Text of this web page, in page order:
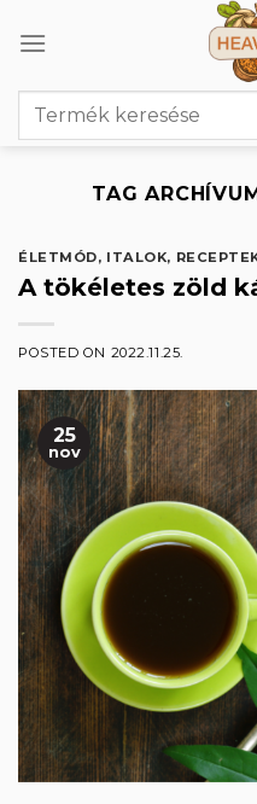
Keresés
TAG
ÉLETMÓD, ITALOK,
A tökéletes zöld
POSTED ON 2022.11.25.
25
nov